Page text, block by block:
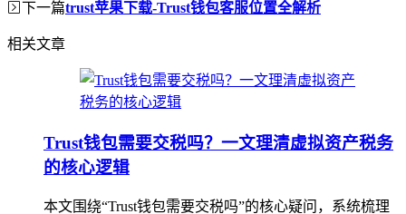
下一篇trust苹果下载-Trust钱包客服位置全解析
相关文章
Trust钱包需要交税吗？一文理清虚拟资产税务
的核心逻辑
本文围绕“Trust钱包需要交税吗”的核心疑问，系统梳理